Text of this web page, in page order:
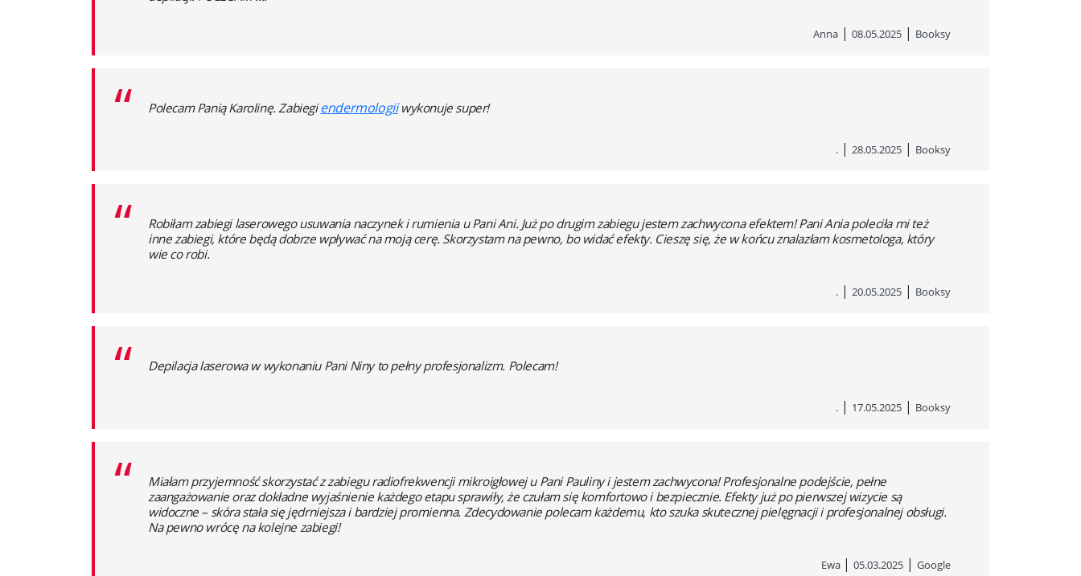
Anna | 08.05.2025 | Booksy
“ Polecam Panią Karolinę. Zabiegiendermologiiwykonuje super!
. | 28.05.2025 | Booksy
“
Robiłam zabiegi laserowego usuwania naczynek i rumienia u Pani Ani. Już po drugim zabiegu jestem zachwycona efektem! Pani Ania poleciła mi też
inne zabiegi, które będą dobrze wpływać na moją cerę. Skorzystam na pewno, bo widać efekty. Cieszę się, że w końcu znalazłam kosmetologa, który
wie co robi.
. | 20.05.2025 | Booksy
“ Depilacja laserowa w wykonaniu Pani Niny to pełny profesjonalizm. Polecam!
. | 17.05.2025 | Booksy
“
Miałam przyjemność skorzystać z zabiegu radiofrekwencji mikroigłowej u Pani Pauliny i jestem zachwycona! Profesjonalne podejście, pełne
zaangażowanie oraz dokładne wyjaśnienie każdego etapu sprawiły, że czułam się komfortowo i bezpiecznie. Efekty już po pierwszej wizycie są
widoczne – skóra stała się jędrniejsza i bardziej promienna. Zdecydowanie polecam każdemu, kto szuka skutecznej pielęgnacji i profesjonalnej obsługi.
Na pewno wrócę na kolejne zabiegi!
Ewa | 05.03.2025 | Google